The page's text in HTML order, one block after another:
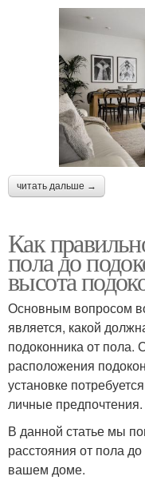
читать дальше →
Как
пола до
высота
Основным вопросом
является, какой
подоконника от пола.
расположения
установке
личные предпочтения.
В данной статье мы
расстояния от пола
вашем доме.